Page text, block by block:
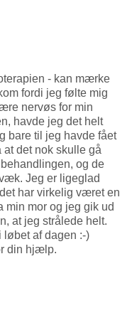
- kan mærke
fordi jeg følte mig
nervøs for min
havde jeg det helt
bare til jeg havde fået
at det nok skulle gå
og de
Jeg er ligeglad
har virkelig været en
mor og jeg gik ud
at jeg strålede helt.
løbet af dagen :-)
din hjælp.